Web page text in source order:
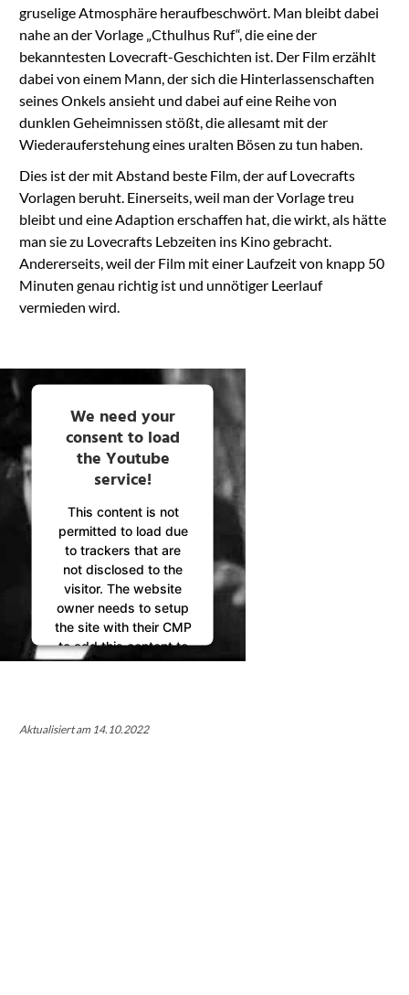
gruselige Atmosphäre heraufbeschwört. Man bleibt dabei
nahe an der Vorlage „Cthulhus Ruf“, die eine der
bekanntesten Lovecraft-Geschichten ist. Der Film erzählt
dabei von einem Mann, der sich die Hinterlassenschaften
seines Onkels ansieht und dabei auf eine Reihe von
dunklen Geheimnissen stößt, die allesamt mit der
Wiederauferstehung eines uralten Bösen zu tun haben.
Dies ist der mit Abstand beste Film, der auf Lovecrafts
Vorlagen beruht. Einerseits, weil man der Vorlage treu
bleibt und eine Adaption erschaffen hat, die wirkt, als hätte
man sie zu Lovecrafts Lebzeiten ins Kino gebracht.
Andererseits, weil der Film mit einer Laufzeit von knapp 50
Minuten genau richtig ist und unnötiger Leerlauf
vermieden wird.
We need your
consent to load
the Youtube
service!
This content is not
permitted to load due
to trackers that are
not disclosed to the
visitor. The website
owner needs to setup
the site with their CMP
to add this content to
the list of technologies
Usercentrics Consent
Aktualisiert am 14.10.2022